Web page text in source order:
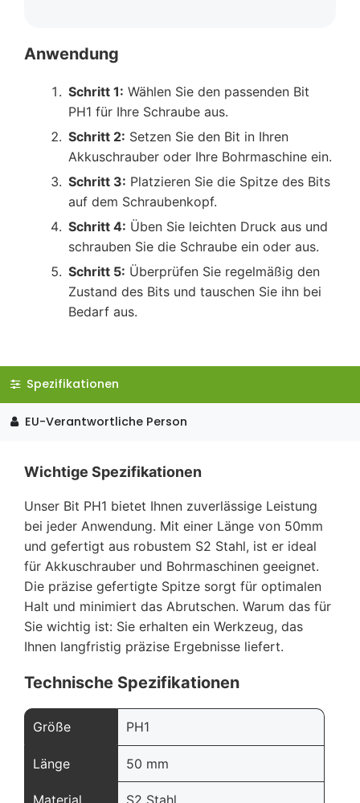
Anwendung
Schritt 1: Wählen Sie den passenden Bit
PH1 für Ihre Schraube aus.
Schritt 2: Setzen Sie den Bit in Ihren
Akkuschrauber oder Ihre Bohrmaschine ein.
Schritt 3: Platzieren Sie die Spitze des Bits
auf dem Schraubenkopf.
Schritt 4: Üben Sie leichten Druck aus und
schrauben Sie die Schraube ein oder aus.
Schritt 5: Überprüfen Sie regelmäßig den
Zustand des Bits und tauschen Sie ihn bei
Bedarf aus.
Spezifikationen
EU-Verantwortliche Person
Wichtige Spezifikationen
Unser Bit PH1 bietet Ihnen zuverlässige Leistung
bei jeder Anwendung. Mit einer Länge von 50mm
und gefertigt aus robustem S2 Stahl, ist er ideal
für Akkuschrauber und Bohrmaschinen geeignet.
Die präzise gefertigte Spitze sorgt für optimalen
Halt und minimiert das Abrutschen. Warum das für
Sie wichtig ist: Sie erhalten ein Werkzeug, das
Ihnen langfristig präzise Ergebnisse liefert.
Technische Spezifikationen
Größe PH1
Länge 50 mm
Material S2 Stahl